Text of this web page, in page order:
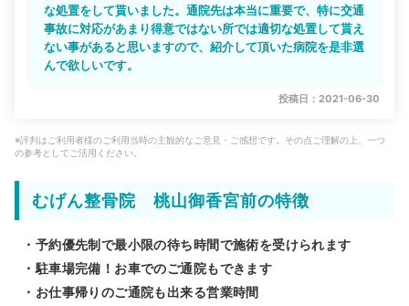
な処置をして貰いました。通院先は本当に重要で、特に交通
事故に対応があまり得意ではない所では適切な処置して貰え
ない事があると思いますので、紹介して頂いた病院を是非選
んで欲しいです。
投稿日：2021-06-30
※評判はご利用者様のご利用当時の主観的なご意見・ご感想です。その点ご理解の上、一つ
の参考としてご活用ください。
むげん整骨院 桃山御香宮前の特徴
・予約優先制で最小限の待ち時間で施術を受けられます
・駐車場完備！お車でのご通院もできます
・お仕事帰りのご通院も出来る営業時間